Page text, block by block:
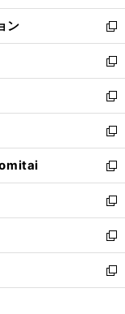
開
く
ウ
で
開
く
ン
ド
ウ
で
開
く
ウ
ィ
ン
ド
ウ
で
開
く
ン
新
し
い
ウ
ィ
ン
ド
ウ
で
開
く
新
し
い
ウ
ィ
ン
ド
ウ
で
開
く
新
し
い
ウ
ィ
ン
ド
ウ
で
開
く
新
し
い
ウ
ィ
ン
ド
ウ
で
開
新
し
い
ウ
ィ
ン
ド
ウ
新
し
い
ウ
ィ
ン
新
し
い
ウ
新
し